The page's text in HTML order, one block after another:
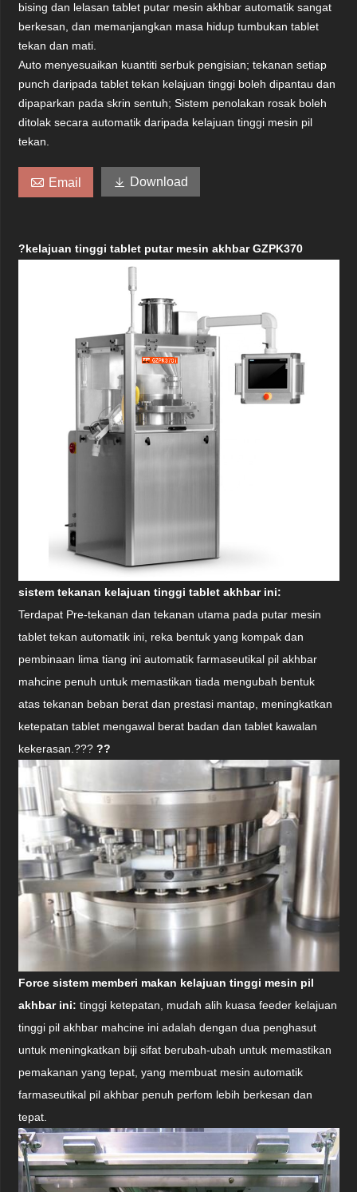
bising dan lelasan tablet putar mesin akhbar automatik sangat
berkesan, dan memanjangkan masa hidup tumbukan tablet
tekan dan mati.
Auto menyesuaikan kuantiti serbuk pengisian; tekanan setiap
punch daripada tablet tekan kelajuan tinggi boleh dipantau dan
dipaparkan pada skrin sentuh; Sistem penolakan rosak boleh
ditolak secara automatik daripada kelajuan tinggi mesin pil
tekan.
 Email  Download
?kelajuan tinggi tablet putar mesin akhbar GZPK370
sistem tekanan kelajuan tinggi tablet akhbar ini:
Terdapat Pre-tekanan dan tekanan utama pada putar mesin
tablet tekan automatik ini, reka bentuk yang kompak dan
pembinaan lima tiang ini automatik farmaseutikal pil akhbar
mahcine penuh untuk memastikan tiada mengubah bentuk
atas tekanan beban berat dan prestasi mantap, meningkatkan
ketepatan tablet mengawal berat badan dan tablet kawalan
kekerasan.?????
Force sistem memberi makan kelajuan tinggi mesin pil
akhbar ini:tinggi ketepatan, mudah alih kuasa feeder kelajuan
tinggi pil akhbar mahcine ini adalah dengan dua penghasut
untuk meningkatkan biji sifat berubah-ubah untuk memastikan
pemakanan yang tepat, yang membuat mesin automatik
farmaseutikal pil akhbar penuh perfom lebih berkesan dan
tepat.